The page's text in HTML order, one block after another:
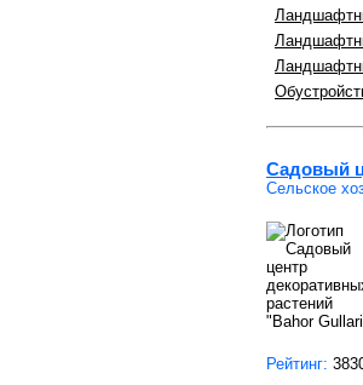
Садовый
Сельское
Рейтинг: